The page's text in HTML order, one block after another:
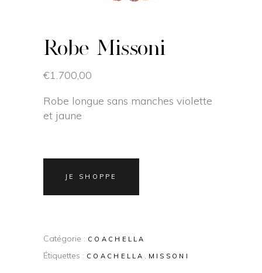
Robe Missoni
€1.700,00
Robe longue sans manches violette
et jaune
JE SHOPPE
Catégorie : COACHELLA
Étiquettes : COACHELLA , MISSONI